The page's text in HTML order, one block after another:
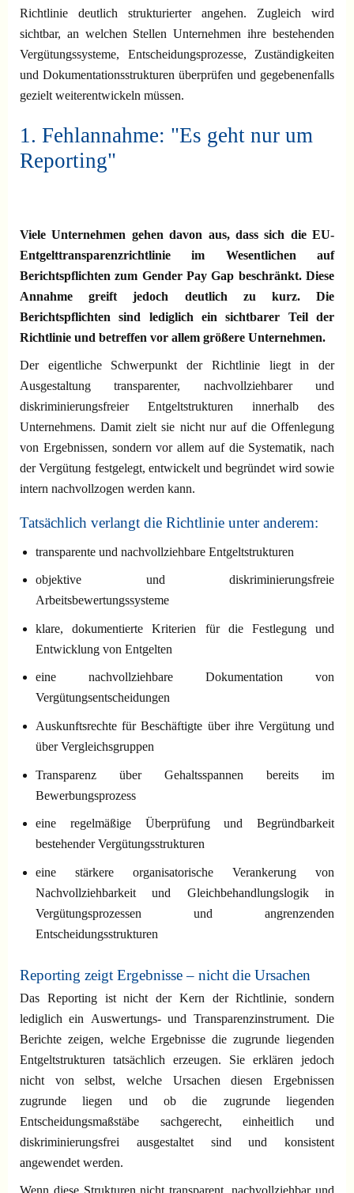
Richtlinie deutlich strukturierter angehen. Zugleich wird
sichtbar, an welchen Stellen Unternehmen ihre bestehenden
Vergütungssysteme, Entscheidungsprozesse, Zuständigkeiten
und Dokumentationsstrukturen überprüfen und gegebenenfalls
gezielt weiterentwickeln müssen.
1. Fehlannahme: "Es geht nur um
Reporting"
Viele Unternehmen gehen davon aus, dass sich die EU-
Entgelttransparenzrichtlinie im Wesentlichen auf
Berichtspflichten zum Gender Pay Gap beschränkt. Diese
Annahme greift jedoch deutlich zu kurz. Die
Berichtspflichten sind lediglich ein sichtbarer Teil der
Richtlinie und betreffen vor allem größere Unternehmen.
Der eigentliche Schwerpunkt der Richtlinie liegt in der
Ausgestaltung transparenter, nachvollziehbarer und
diskriminierungsfreier Entgeltstrukturen innerhalb des
Unternehmens. Damit zielt sie nicht nur auf die Offenlegung
von Ergebnissen, sondern vor allem auf die Systematik, nach
der Vergütung festgelegt, entwickelt und begründet wird sowie
intern nachvollzogen werden kann.
Tatsächlich verlangt die Richtlinie unter anderem:
transparente und nachvollziehbare Entgeltstrukturen
objektive und diskriminierungsfreie
Arbeitsbewertungssysteme
klare, dokumentierte Kriterien für die Festlegung und
Entwicklung von Entgelten
eine nachvollziehbare Dokumentation von
Vergütungsentscheidungen
Auskunftsrechte für Beschäftigte über ihre Vergütung und
über Vergleichsgruppen
Transparenz über Gehaltsspannen bereits im
Bewerbungsprozess
eine regelmäßige Überprüfung und Begründbarkeit
bestehender Vergütungsstrukturen
eine stärkere organisatorische Verankerung von
Nachvollziehbarkeit und Gleichbehandlungslogik in
Vergütungsprozessen und angrenzenden
Entscheidungsstrukturen
Reporting zeigt Ergebnisse – nicht die Ursachen
Das Reporting ist nicht der Kern der Richtlinie, sondern
lediglich ein Auswertungs- und Transparenzinstrument. Die
Berichte zeigen, welche Ergebnisse die zugrunde liegenden
Entgeltstrukturen tatsächlich erzeugen. Sie erklären jedoch
nicht von selbst, welche Ursachen diesen Ergebnissen
zugrunde liegen und ob die zugrunde liegenden
Entscheidungsmaßstäbe sachgerecht, einheitlich und
diskriminierungsfrei ausgestaltet sind und konsistent
angewendet werden.
Wenn diese Strukturen nicht transparent, nachvollziehbar und